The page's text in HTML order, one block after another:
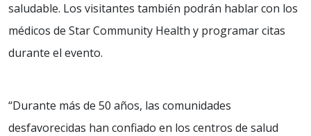
saludable. Los visitantes también podrán hablar con los
médicos de Star Community Health y programar citas
durante el evento.
“Durante más de 50 años, las comunidades
desfavorecidas han confiado en los centros de salud